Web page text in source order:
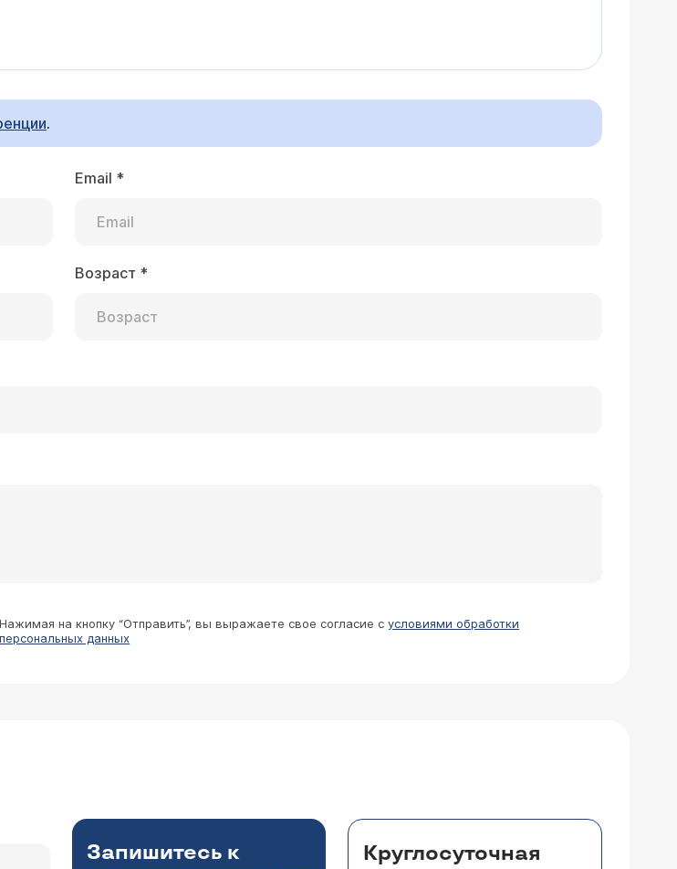
.
Email *
Возраст *
Нажимая на кнопку “Отправить”, вы выражаете свое согласие сусловиями обработки
персональных данных
Запишитесь к
Круглосуточная